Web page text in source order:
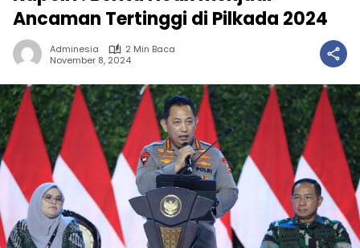
Ancaman Tertinggi di Pilkada 2024
Adminesia
2 Min Baca
November 8, 2024